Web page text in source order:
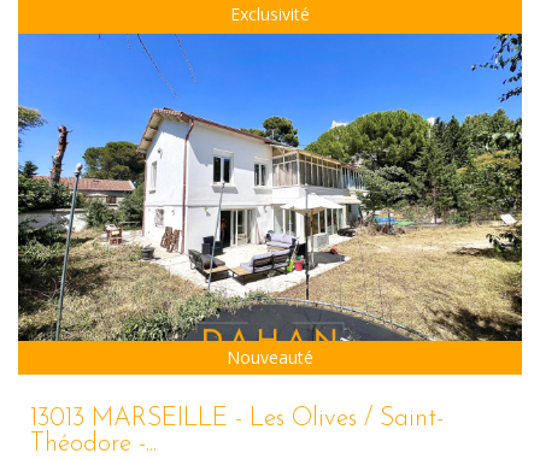
Exclusivité
Nouveauté
13013 MARSEILLE - Les Olives / Saint-
Théodore -...